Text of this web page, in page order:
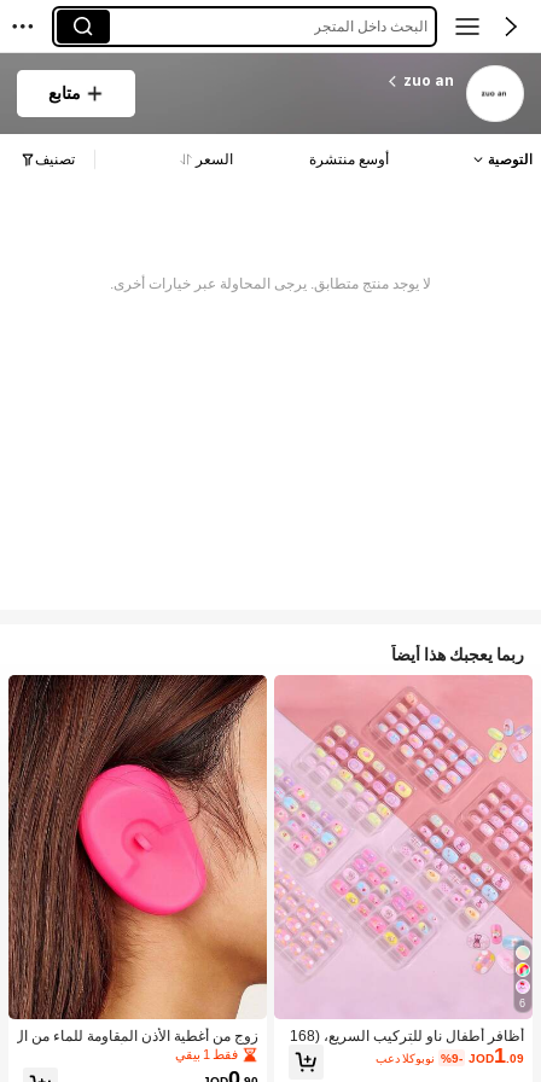
البحث داخل المتجر
zuo an
متابع
التوصية أوسع منتشرة السعر تصنيف
لا يوجد منتج متطابق. يرجى المحاولة عبر خيارات أخرى.
ربما يعجبك هذا أيضاً
6
أظافر أطفال ناو للتركيب السريع، (168
قطعة و 24 قطعة) أظافر صناعية مسبقة
اللصق للأطفال، مجموعة أظافر صناعية
JOD1.09
%9- بعد الكوبون
زوج من أغطية الأذن المقاومة للماء من ال
سيليكون لصبغ الشعر، أداة تصفيف الشع
ر في صالون الحلاقة
فقط 1 بيقي